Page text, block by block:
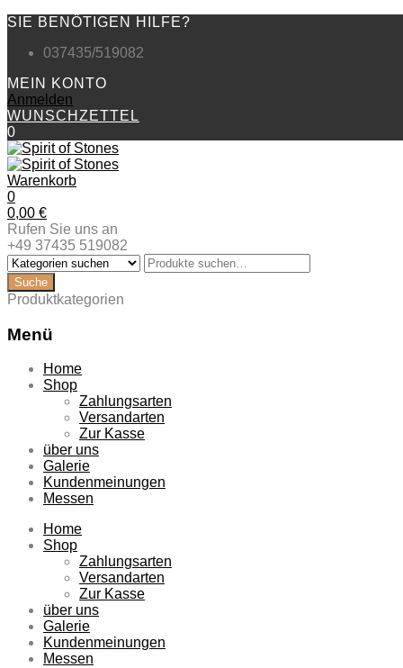
SIE BENÖTIGEN HILFE?
037435/519082
MEIN KONTO
Anmelden
WUNSCHZETTEL
0
Warenkorb
0
0,00 €
Rufen Sie uns an
+49 37435 519082
Produktkategorien
Menü
Zum
Inhalt
Home
Shop
Zahlungsarten
Versandarten
Zur Kasse
über uns
Galerie
Kundenmeinungen
Messen
Home
Shop
Zahlungsarten
Versandarten
Zur Kasse
über uns
Galerie
Kundenmeinungen
Messen